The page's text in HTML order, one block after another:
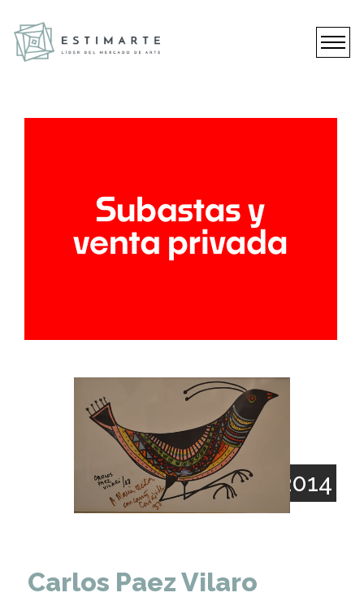
1923 - 2014
Carlos Paez Vilaro